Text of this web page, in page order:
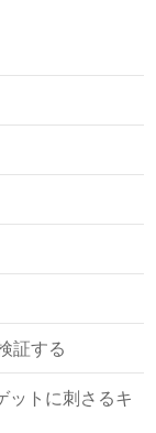
証する
ットに刺さるキ